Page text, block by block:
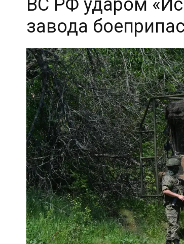
ВС РФ ударом
завода